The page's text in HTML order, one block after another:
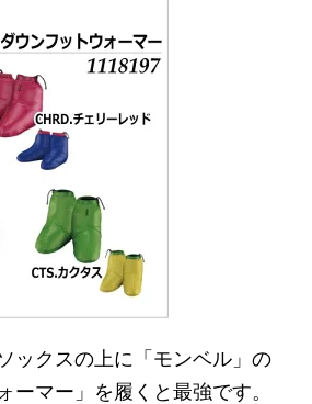
ックスの上に「モンベル」の
ーマー」を履くと最強です。